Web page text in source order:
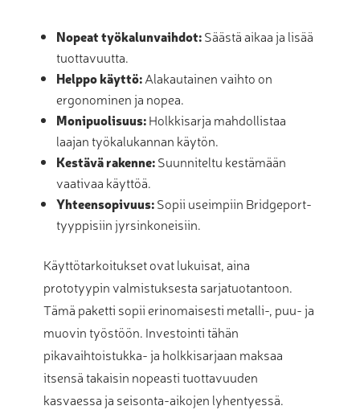
Nopeat työkalunvaihdot:Säästä aikaa ja lisää
tuottavuutta.
Helppo käyttö:Alakautainen vaihto on
ergonominen ja nopea.
Monipuolisuus:Holkkisarja mahdollistaa
laajan työkalukannan käytön.
Kestävä rakenne:Suunniteltu kestämään
vaativaa käyttöä.
Yhteensopivuus:Sopii useimpiin Bridgeport-
tyyppisiin jyrsinkoneisiin.
Käyttötarkoitukset ovat lukuisat, aina
prototyypin valmistuksesta sarjatuotantoon.
Tämä paketti sopii erinomaisesti metalli-, puu- ja
muovin työstöön. Investointi tähän
pikavaihtoistukka- ja holkkisarjaan maksaa
itsensä takaisin nopeasti tuottavuuden
kasvaessa ja seisonta-aikojen lyhentyessä.